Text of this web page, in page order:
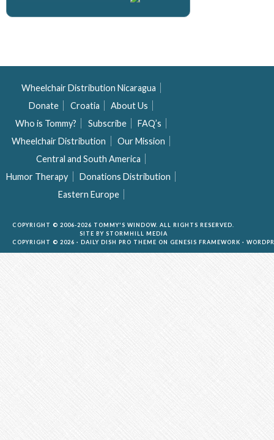
Wheelchair Distribution Nicaragua
Donate
Croatia
About Us
Who is Tommy?
Subscribe
FAQ’s
Wheelchair Distribution
Our Mission
Central and South America
Humor Therapy
Donations Distribution
Eastern Europe
COPYRIGHT © 2006-2026 TOMMY'S WINDOW. ALL RIGHTS RESERVED.
SITE BY STORMHILL MEDIA
COPYRIGHT © 2026 · DAILY DISH PRO THEME ON GENESIS FRAMEWORK ·